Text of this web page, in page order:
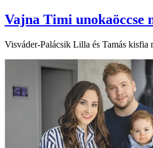
Vajna Timi unokaöccse
Visváder-Palácsik Lilla és Tamás kisfia